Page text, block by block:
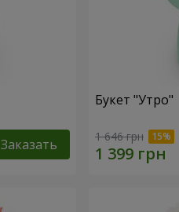
Заказать
Букет "Утро"
1 646 грн